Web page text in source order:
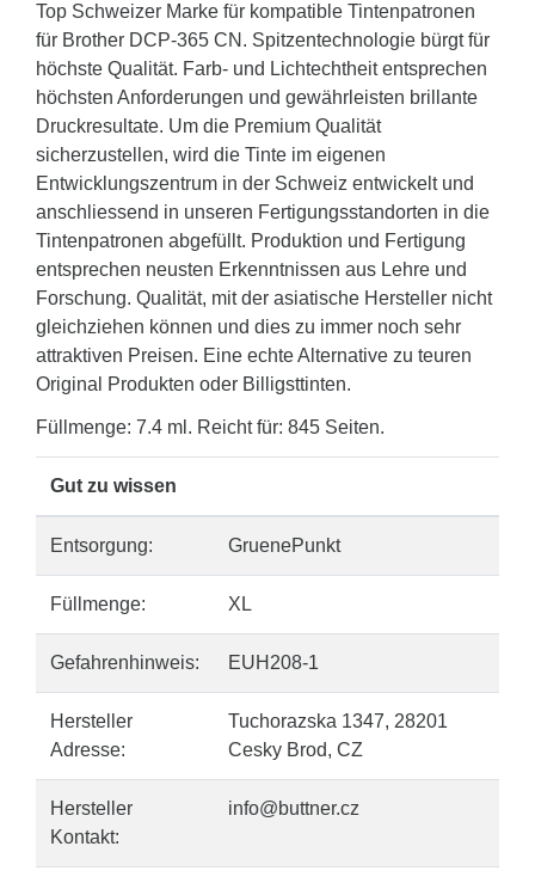
Top Schweizer Marke für kompatible Tintenpatronen
für Brother DCP-365 CN. Spitzentechnologie bürgt für
höchste Qualität. Farb- und Lichtechtheit entsprechen
höchsten Anforderungen und gewährleisten brillante
Druckresultate. Um die Premium Qualität
sicherzustellen, wird die Tinte im eigenen
Entwicklungszentrum in der Schweiz entwickelt und
anschliessend in unseren Fertigungsstandorten in die
Tintenpatronen abgefüllt. Produktion und Fertigung
entsprechen neusten Erkenntnissen aus Lehre und
Forschung. Qualität, mit der asiatische Hersteller nicht
gleichziehen können und dies zu immer noch sehr
attraktiven Preisen. Eine echte Alternative zu teuren
Original Produkten oder Billigsttinten.
Füllmenge: 7.4 ml. Reicht für: 845 Seiten.
Gut zu wissen
Entsorgung: GruenePunkt
Füllmenge: XL
Gefahrenhinweis: EUH208-1
Hersteller
Adresse:
Tuchorazska 1347, 28201
Cesky Brod, CZ
Hersteller
Kontakt:
info@buttner.cz